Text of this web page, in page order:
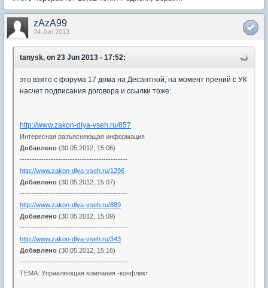
zAzA99
24 Jun 2013
tanysk, on 23 Jun 2013 - 17:52:
это взято с форума 17 дома на Десантной, на момент прений с УК
насчет подписания договора и ссылки тоже:
http://www.zakon-dlya-vseh.ru/857
Интересная разъясняющая информация
Добавлено (30.05.2012, 15:06)
---------------------------------------------
http://www.zakon-dlya-vseh.ru/1296
Добавлено (30.05.2012, 15:07)
---------------------------------------------
http://www.zakon-dlya-vseh.ru/889
Добавлено (30.05.2012, 15:09)
---------------------------------------------
http://www.zakon-dlya-vseh.ru/343
Добавлено (30.05.2012, 15:16)
---------------------------------------------
ТЕМА: Управляющая компания -конфликт